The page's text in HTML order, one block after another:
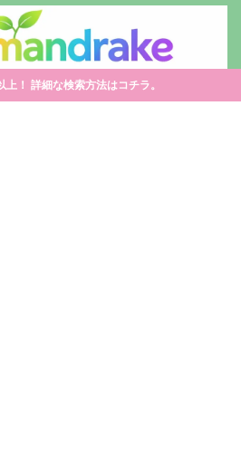
！ 詳細な検索方法はコチラ。